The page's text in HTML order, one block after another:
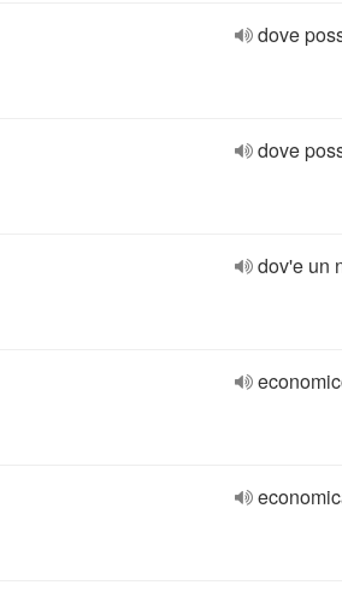
dove
dove
dov'e un